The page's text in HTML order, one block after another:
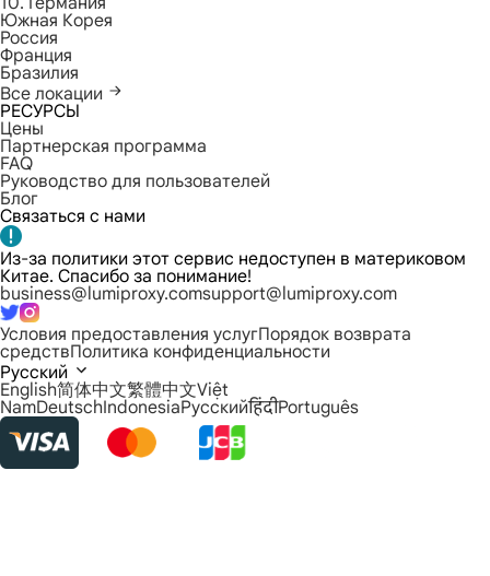
Южная Корея
Россия
Франция
Бразилия
Все локации
РЕСУРСЫ
Цены
Партнерская программа
FAQ
Руководство для пользователей
Блог
Связаться с нами
Из-за политики этот сервис недоступен в материковом
Китае. Спасибо за понимание!
business@lumiproxy.comsupport@lumiproxy.com
Условия предоставления услугПорядок возврата
средствПолитика конфиденциальности
Русский
English简体中文繁體中文Việt
NamDeutschIndonesiaРусскийहिंदीPortuguês